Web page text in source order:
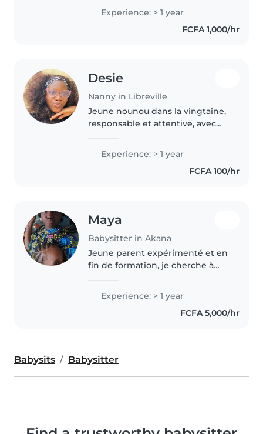
patient(e) et attentionné(e).
J'aime m'occuper des enfants,
jouer avec eux et veiller à..
Experience: > 1 year
FCFA 1,000/hr
Desie
Nanny in Libreville
Jeune nounou dans la vingtaine,
responsable et attentive, avec
garde d'enfants. J'ai travaillé avec
des tout-petits, des enfants
d'âge préscolaire et des..
Experience: > 1 year
FCFA 100/hr
Maya
Babysitter in Akana
Jeune parent expérimenté et en
fin de formation, je cherche à
d'expérience en garde d'enfants,
je m'occupe avec plaisir des
Experience: > 1 year
FCFA 5,000/hr
Babysits Babysitter